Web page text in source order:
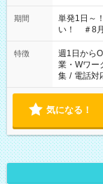
ださい！
期間
単発1日～
い！ ＃8
特徴 週1日から
業・Wワー
集 / 電話対
気になる！